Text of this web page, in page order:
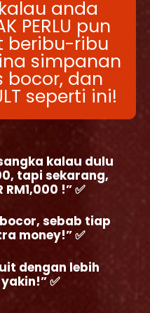
anda
PERLU pun
beribu-ribu
simpanan
bocor, dan
seperti ini!
kalau dulu
tapi sekarang,
!” ✅
sebab tiap
money!” ✅
dengan lebih
✅